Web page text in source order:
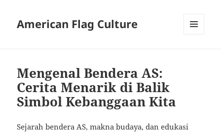
American Flag Culture
Mengenal Bendera AS:
Cerita Menarik di Balik
Simbol Kebanggaan Kita
Sejarah bendera AS, makna budaya, dan edukasi